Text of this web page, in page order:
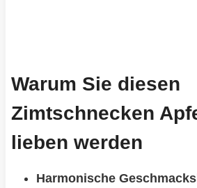
Warum Sie diesen
Zimtschnecken
lieben werden
Harmonische